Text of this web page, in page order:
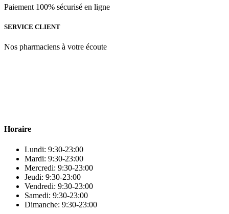
Paiement 100% sécurisé en ligne
SERVICE CLIENT
Nos pharmaciens à votre écoute
Horaire
Lundi: 9:30-23:00
Mardi: 9:30-23:00
Mercredi: 9:30-23:00
Jeudi: 9:30-23:00
Vendredi: 9:30-23:00
Samedi: 9:30-23:00
Dimanche: 9:30-23:00